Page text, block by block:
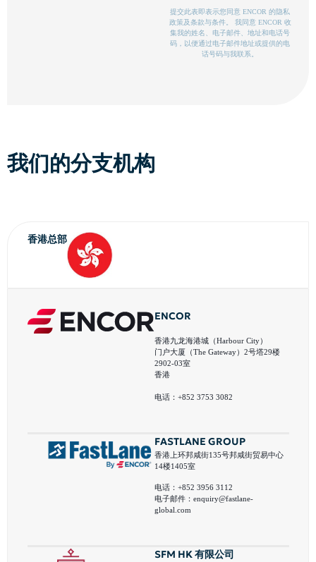
提交此表即表示您同意 ENCOR 的隐私
政策及条款与条件。 我同意 ENCOR 收
集我的姓名、电子邮件、地址和电话号
码，以便通过电子邮件地址或提供的电
话号码与我联系。
我们的分支机构
香港总部
ENCOR
香港九龙海港城（Harbour City）
门户大厦（The Gateway）2号塔29楼
2902-03室
香港
电话：+852 3753 3082
FASTLANE GROUP
香港上环邦咸街135号邦咸街贸易中心
14楼1405室
电话：+852 3956 3112
电子邮件： enquiry@fastlane-
global.com
SFM HK 有限公司